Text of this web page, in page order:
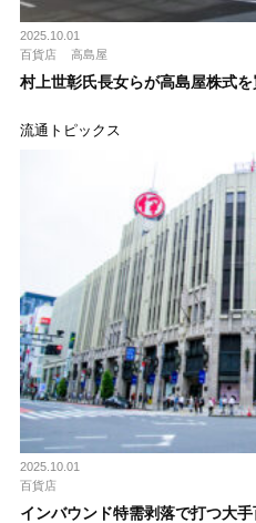
2025.10.01
百貨店
高島屋
村上世彰氏長女らが高島屋株式
流通トピックス
2025.10.01
百貨店
インバウンド特需剥落で打つ大